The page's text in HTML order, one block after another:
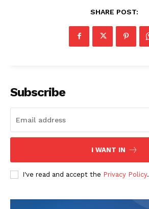
SHARE POST:
Subscribe
I WANT IN
I've read and accept the Privacy Policy.